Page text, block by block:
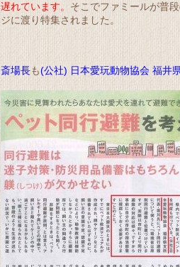
遅れています。 そこでファミールが普
ジに渡り特集されました。
斎場長も(公社) 日本愛玩動物協会 福井